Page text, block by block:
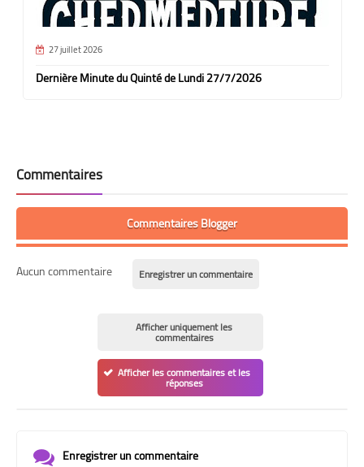
27 juillet 2026
Dernière Minute du Quinté de Lundi 27/7/2026
Commentaires
Commentaires Blogger
Aucun commentaire Enregistrer un commentaire
Afficher uniquement les
commentaires
Afficher les commentaires et les
réponses
Enregistrer un commentaire